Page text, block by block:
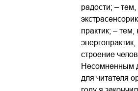
радости; –
практик; –
строение
Несомненным
для читателя